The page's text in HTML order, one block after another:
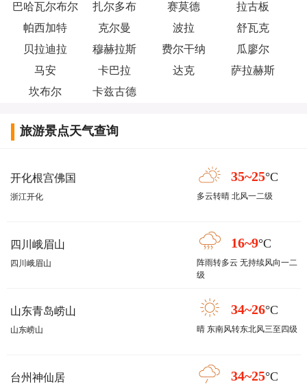
巴哈瓦尔布尔
扎尔多布 赛莫德
拉古板
帕西加特
克尔曼 波拉
舒瓦克
贝拉迪拉
穆赫拉斯 费尔干纳
瓜廖尔
马安
卡巴拉 达克
萨拉赫斯
坎布尔
卡兹古德
旅游景点天气查询
开化根宫佛国
浙江开化
35~25°C
多云转晴 北风一二级
四川峨眉山
四川峨眉山
16~9°C
阵雨转多云 无持续风向一二
级
山东青岛崂山
山东崂山
34~26°C
晴 东南风转东北风三至四级
台州神仙居 34~25°C